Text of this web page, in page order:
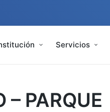
Servicios
– PARQUE